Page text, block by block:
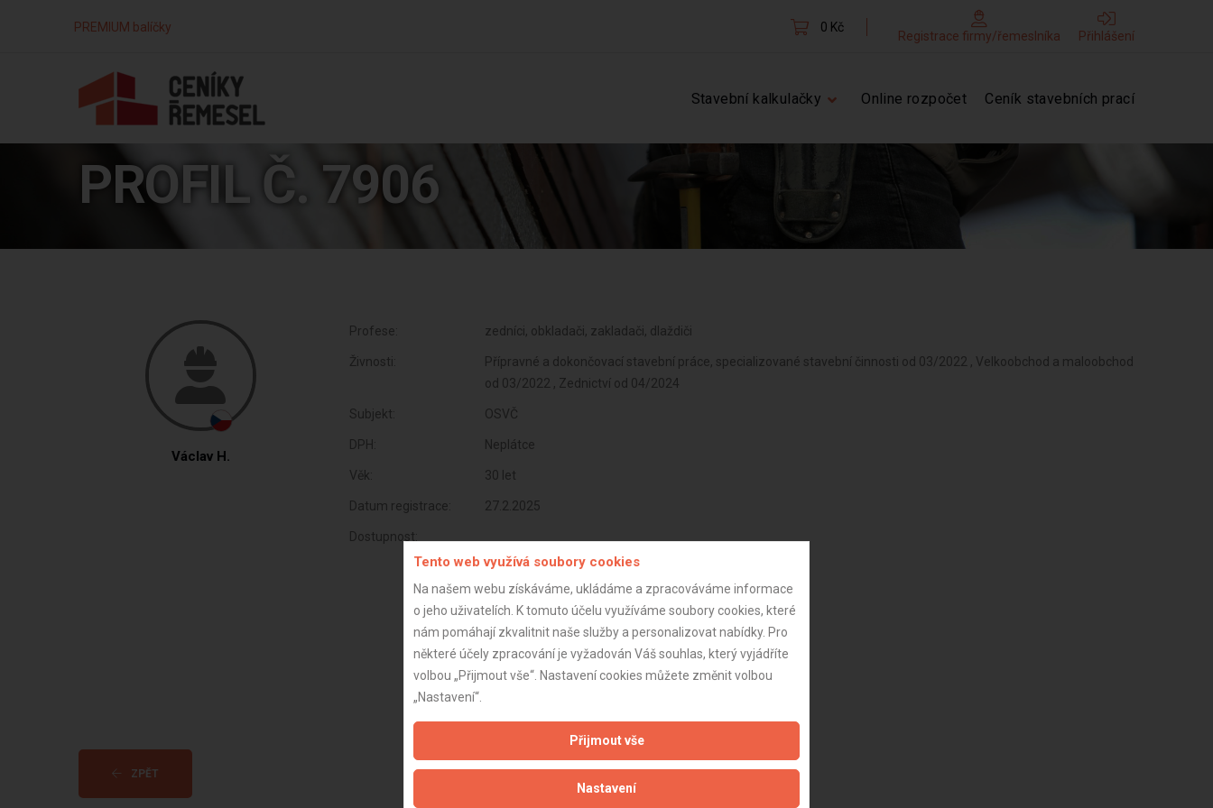
PREMIUM balíčky 0 Kč
Registrace firmy/řemeslníka Přihlášení
Stavební kalkulačky Online rozpočet Ceník stavebních prací
PROFIL Č. 7906
Václav H.
Profese: zedníci, obkladači, zakladači, dlaždiči
Živnosti:
Přípravné a dokončovací stavební práce, specializované stavební činnosti od 03/2022 , Velkoobchod a maloobchod
od 03/2022 , Zednictví od 04/2024
Subjekt: OSVČ
DPH: Neplátce
Věk: 30 let
Datum registrace: 27.2.2025
Dostupnost:
ZPĚT
Tento web využívá soubory cookies
Na našem webu získáváme, ukládáme a zpracováváme informace
o jeho uživatelích. K tomuto účelu využíváme soubory cookies, které
nám pomáhají zkvalitnit naše služby a personalizovat nabídky. Pro
některé účely zpracování je vyžadován Váš souhlas, který vyjádříte
volbou „Přijmout vše“. Nastavení cookies můžete změnit volbou
„Nastavení“.
Přijmout vše
Nastavení